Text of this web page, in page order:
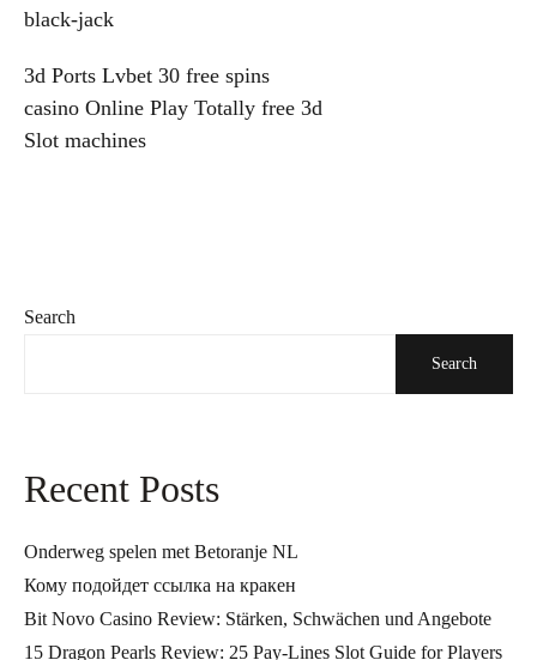
Search
Search
Recent Posts
Onderweg spelen met Betoranje NL
Кому подойдет ссылка на кракен
Bit Novo Casino Review: Stärken, Schwächen und Angebote
15 Dragon Pearls Review: 25 Pay-Lines Slot Guide for Players
black-jack
3d Ports Lvbet 30 free spins
casino Online Play Totally free 3d
Slot machines